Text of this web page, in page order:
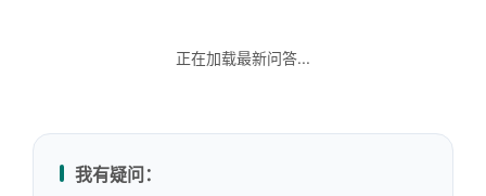
正在加载最新问答...
我有疑问：